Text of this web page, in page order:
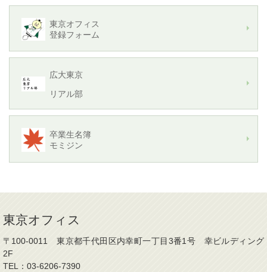
東京オフィス
登録フォーム
広大東京
リアル部
卒業生名簿
モミジン
東京オフィス
〒100-0011 東京都千代田区内幸町一丁目3番1号 幸ビルディング
2F
TEL：03-6206-7390